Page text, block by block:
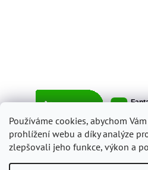
Používáme cookies, abychom
prohlížení webu a díky analýze
zlepšovali jeho funkce, výkon a